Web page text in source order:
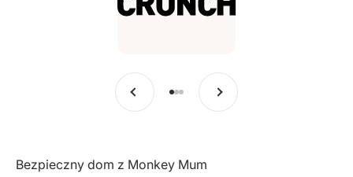
Poprzedni
Przejdź do pozycji 1
Przejdź do pozycji 2
Przejdź do pozycji 3
Bezpieczny dom z Monkey Mum